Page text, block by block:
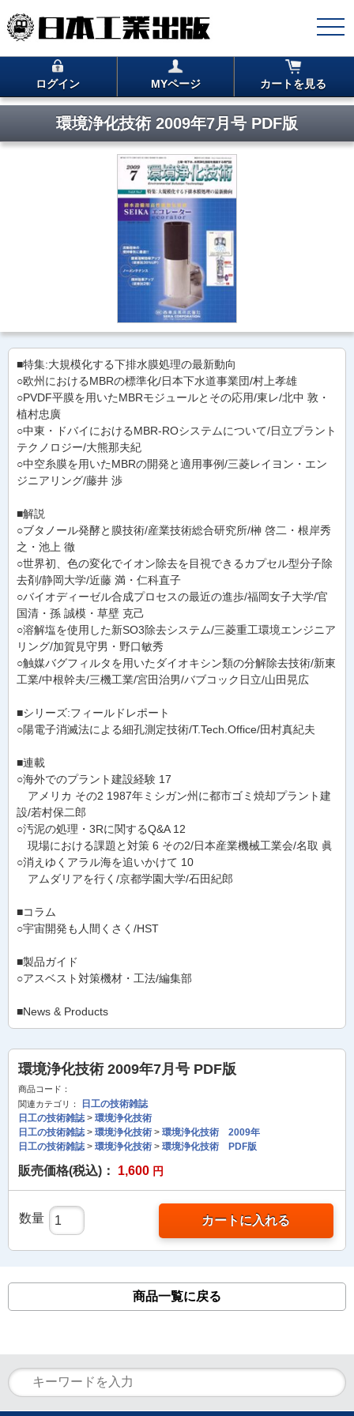
ログイン MYページ カートを見る
環境浄化技術 2009年7月号 PDF版
■特集:大規模化する下排水膜処理の最新動向
○欧州におけるMBRの標準化/日本下水道事業団/村上孝雄
○PVDF平膜を用いたMBRモジュールとその応用/東レ/北中 敦・
植村忠廣
○中東・ドバイにおけるMBR-ROシステムについて/日立プラント
テクノロジー/大熊那夫紀
○中空糸膜を用いたMBRの開発と適用事例/三菱レイヨン・エン
ジニアリング/藤井 渉
■解説
○ブタノール発酵と膜技術/産業技術総合研究所/榊 啓二・根岸秀
之・池上 徹
○世界初、色の変化でイオン除去を目視できるカプセル型分子除
去剤/静岡大学/近藤 満・仁科直子
○バイオディーゼル合成プロセスの最近の進歩/福岡女子大学/官
国清・孫 誠模・草壁 克己
○溶解塩を使用した新SO3除去システム/三菱重工環境エンジニア
リング/加賀見守男・野口敏秀
○触媒バグフィルタを用いたダイオキシン類の分解除去技術/新東
工業/中根幹夫/三機工業/宮田治男/バブコック日立/山田晃広
■シリーズ:フィールドレポート
○陽電子消滅法による細孔測定技術/T.Tech.Office/田村真紀夫
■連載
○海外でのプラント建設経験 17
アメリカ その2 1987年ミシガン州に都市ゴミ焼却プラント建
設/若村保二郎
○汚泥の処理・3Rに関するQ&A 12
現場における課題と対策 6 その2/日本産業機械工業会/名取 眞
○消えゆくアラル海を追いかけて 10
アムダリアを行く/京都学園大学/石田紀郎
■コラム
○宇宙開発も人間くさく/HST
■製品ガイド
○アスベスト対策機材・工法/編集部
■News & Products
環境浄化技術 2009年7月号 PDF版
商品コード：
関連カテゴリ：
日工の技術雑誌
日工の技術雑誌> 環境浄化技術
日工の技術雑誌> 環境浄化技術 > 環境浄化技術 2009年
日工の技術雑誌> 環境浄化技術 > 環境浄化技術 PDF版
販売価格(税込)： 1,600 円
数量 カートに入れる
商品一覧に戻る